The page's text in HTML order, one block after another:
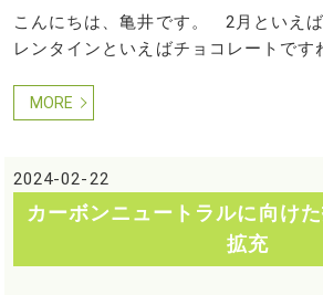
こんにちは、亀井です。 2月といえ
レンタインといえばチョコレートです
MORE
2024-02-22
カーボンニュートラルに向け
拡充